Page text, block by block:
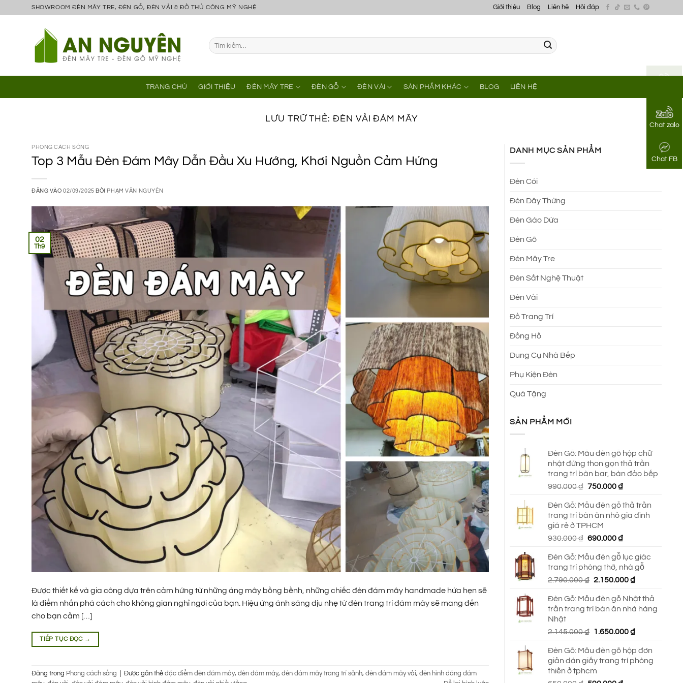
Chat zalo
Chat FB
SHOWROOM ĐÈN MÂY TRE, ĐÈN GỖ, ĐÈN VẢI & ĐỒ THỦ CÔNG MỸ NGHỆ Giới thiệu Blog Liên hệ Hỏi đáp
Tìm
kiếm:
TRANG CHỦ GIỚI THIỆU ĐÈN MÂY TRE ĐÈN GỖ ĐÈN VẢI SẢN PHẨM KHÁC BLOG LIÊN HỆ
LƯU TRỮ THẺ:ĐÈN VẢI ĐÁM MÂY
PHONG CÁCH SỐNG
Top 3 Mẫu Đèn Đám Mây Dẫn Đầu Xu Hướng, Khơi Nguồn Cảm Hứng
ĐĂNG VÀO02/09/2025 BỞI PHẠM VĂN NGUYÊN
02
Th9
Được thiết kế và gia công dựa trên cảm hứng từ những áng mây bồng bềnh, những chiếc đèn đám mây handmade hứa hẹn sẽ
là điểm nhấn phá cách cho không gian nghỉ ngơi của bạn. Hiệu ứng ánh sáng dịu nhẹ từ đèn trang trí đám mây sẽ mang đến
cho bạn cảm […]
TIẾP TỤC ĐỌC →
Đăng trong Phong cách sống Được gắn thẻ đặc điểm đèn đám mây, đèn đám mây, đèn đám mây trang trí sảnh, đèn đám mây vải, đèn hình dáng đám
DANH MỤC SẢN PHẨM
Đèn Cói
Đèn Dây Thừng
Đèn Gáo Dừa
Đèn Gỗ
Đèn Mây Tre
Đèn Sắt Nghệ Thuật
Đèn Vải
Đồ Trang Trí
Đồng Hồ
Dung Cụ Nhà Bếp
Phụ Kiện Đèn
Quà Tặng
SẢN PHẨM MỚI
Đèn Gỗ: Mẫu đèn gỗ hộp chữ
nhật đứng thon gọn thả trần
trang trí bàn bar, bàn đảo bếp
990.000₫ Giá
là:
990.000 ₫.
750.000₫Giá
tại
là:
Đèn Gỗ: Mẫu đèn gỗ thả trần
trang trí bàn ăn nhỏ gia đình
giá rẻ ở TPHCM
930.000₫ Giá
là:
930.000 ₫.
690.000₫Giá
tại
là:
690.000 ₫.
Đèn Gỗ: Mẫu đèn gỗ lục giác
trang trí phòng thờ, nhà gỗ
2.790.000₫ Giá
là:
2.790.000 ₫.
2.150.000₫Giá
tại
là:
Đèn Gỗ: Mẫu đèn gỗ Nhật thả
trần trang trí bàn ăn nhà hàng
Nhật
2.145.000₫
Giá
là:
2.145.000 ₫.
1.650.000₫Giá
tại
là:
Đèn Gỗ: Mẫu đèn gỗ hộp đơn
giản dán giấy trang trí phòng
thiền ở tphcm